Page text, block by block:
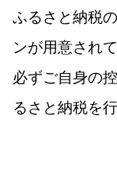
ふるさと納税
ンが用意され
必ずご自身の
るさと納税を